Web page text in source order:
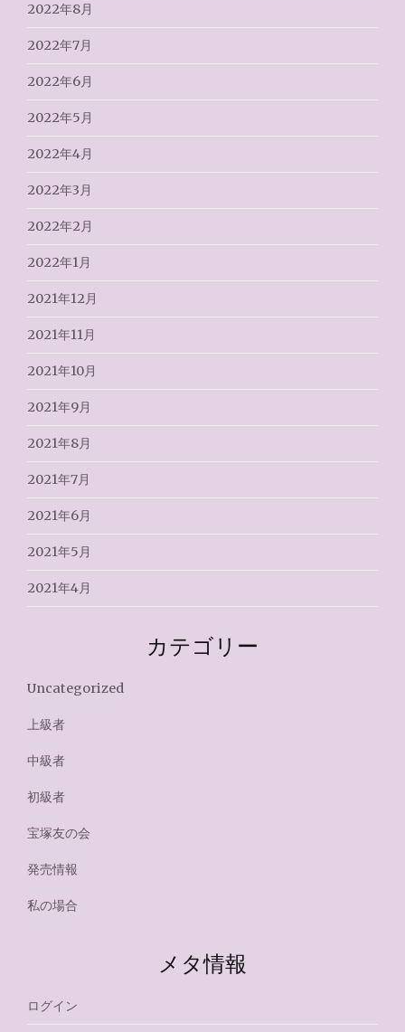
2022年8月
2022年7月
2022年6月
2022年5月
2022年4月
2022年3月
2022年2月
2022年1月
2021年12月
2021年11月
2021年10月
2021年9月
2021年8月
2021年7月
2021年6月
2021年5月
2021年4月
カテゴリー
Uncategorized
上級者
中級者
初級者
宝塚友の会
発売情報
私の場合
メタ情報
ログイン